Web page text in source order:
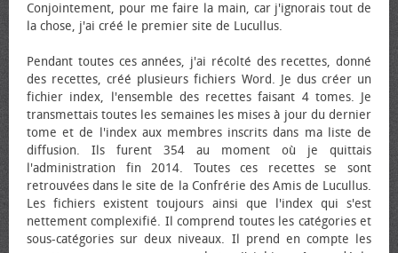
Conjointement, pour me faire la main, car j'ignorais tout de
la chose, j'ai créé le premier site de Lucullus.
Pendant toutes ces années, j'ai récolté des recettes, donné
des recettes, créé plusieurs fichiers Word. Je dus créer un
fichier index, l'ensemble des recettes faisant 4 tomes. Je
transmettais toutes les semaines les mises à jour du dernier
tome et de l'index aux membres inscrits dans ma liste de
diffusion. Ils furent 354 au moment où je quittais
l'administration fin 2014. Toutes ces recettes se sont
retrouvées dans le site de la Confrérie des Amis de Lucullus.
Les fichiers existent toujours ainsi que l'index qui s'est
nettement complexifié. Il comprend toutes les catégories et
sous-catégories sur deux niveaux. Il prend en compte les